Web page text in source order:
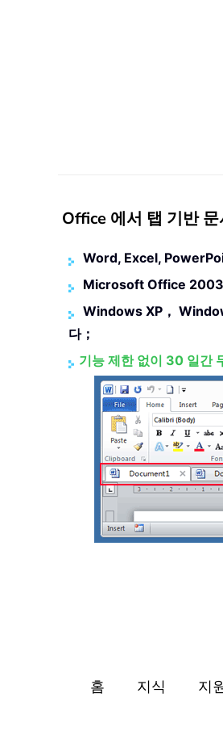
Office 에서 탭 기반
Word, Excel,
Microsoft Office
Windows XP，
다；
기능 제한 없이 30 일간
홈 지식 지